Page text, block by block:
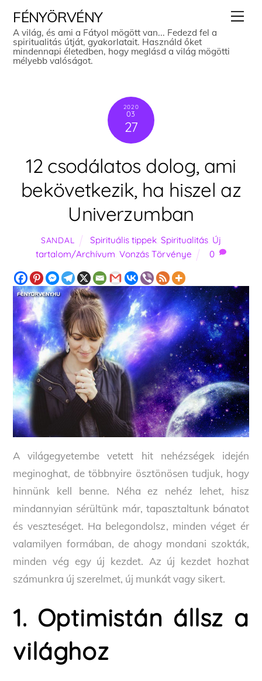
content
FÉNYÖRVÉNY
A világ, és ami a Fátyol mögött van... Fedezd fel a
spiritualitás útját, gyakorlatait. Használd őket
mindennapi életedben, hogy meglásd a világ mögötti
mélyebb valóságot.
2020
03
27
12 csodálatos dolog, ami
bekövetkezik, ha hiszel az
Univerzumban
SANDAL Spirituális tippek, Spiritualitás, Új
tartalom/Archívum Vonzás Törvénye 0
A világegyetembe vetett hit nehézségek idején
meginoghat, de többnyire ösztönösen tudjuk, hogy
hinnünk kell benne. Néha ez nehéz lehet, hisz
mindannyian sérültünk már, tapasztaltunk bánatot
és veszteséget. Ha belegondolsz, minden véget ér
valamilyen formában, de ahogy mondani szokták,
minden vég egy új kezdet. Az új kezdet hozhat
számunkra új szerelmet, új munkát vagy sikert.
1. Optimistán állsz a
világhoz